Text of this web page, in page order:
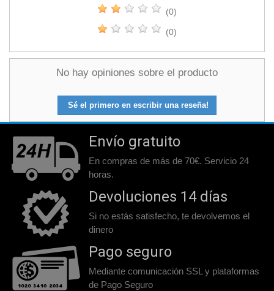
(0)
(0)
No hay opiniones sobre el producto
Sé el primero en escribir una reseña!
Envío gratuito
En compras de más de 70€. Servicio 24
horas.
Devoluciones 14 días
Si no estás satisfecho, te devolvemos el
dinero
Pago seguro
Mediante comunicación SSL y plataformas
de Pago Seguro